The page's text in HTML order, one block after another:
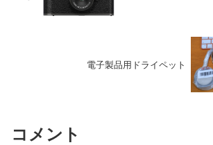
電子製品用ドライペット
コメント